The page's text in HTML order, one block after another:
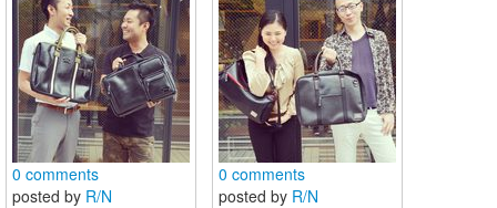
0 comments
posted by R/N
0 comments
posted by R/N